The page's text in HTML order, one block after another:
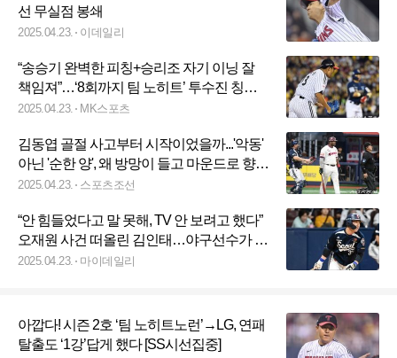
선 무실점 봉쇄
2025.04.23. 이데일리
“송승기 완벽한 피칭+승리조 자기 이닝 잘
책임져”…‘8회까지 팀 노히트’ 투수진 칭찬
한 염갈량 [MK잠실]
2025.04.23. MK스포츠
김동엽 골절 사고부터 시작이었을까...'악동'
아닌 '순한 양', 왜 방망이 들고 마운드로 향했
나
2025.04.23. 스포츠조선
“안 힘들었다고 말 못해, TV 안 보려고 했다”
오재원 사건 떠올린 김인태…야구선수가 야
구로 빛나야 멋있다[MD고척]
2025.04.23. 마이데일리
아깝다! 시즌 2호 ‘팀 노히트노런’→LG, 연패
탈출도 ‘1강’답게 했다 [SS시선집중]